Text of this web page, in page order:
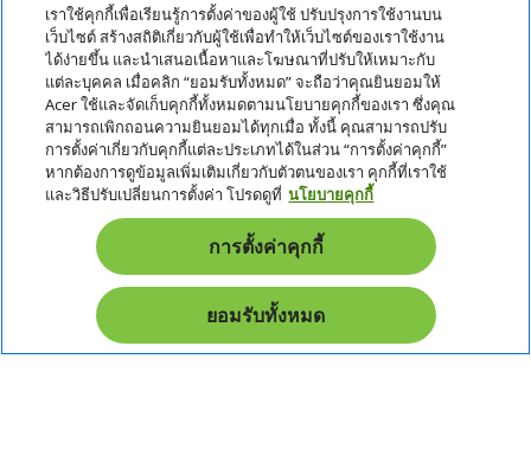
เกี่ยวกับ ACER h
i
d
d
e
n
บริการลูกค้าh
i
d
d
e
n
ข้อกำหนดh
i
d
d
e
บัญชี h
i
d
e
n
หนังสือรับรองh
d
d
n
News & Promotion
Promotion
เราใช้คุกกี้เพื่อเรียนรู้การตั้งค่าของผู้ใช้ ปรับปรุงการใช้งานบน
เว็บไซต์ สร้างสถิติเกี่ยวกับผู้ใช้เพื่อทำให้เว็บไซต์ของเราใช้งาน
ได้ง่ายขึ้น และนำเสนอเนื้อหาและโฆษณาที่ปรับให้เหมาะกับ
แต่ละบุคคล เมื่อคลิก “ยอมรับทั้งหมด” จะถือว่าคุณยินยอมให้
Acer ใช้และจัดเก็บคุกกี้ทั้งหมดตามนโยบายคุกกี้ของเรา ซึ่งคุณ
สามารถเพิกถอนความยินยอมได้ทุกเมื่อ ทั้งนี้ คุณสามารถปรับ
การตั้งค่าเกี่ยวกับคุกกี้แต่ละประเภทได้ในส่วน “การตั้งค่าคุกกี้”
หากต้องการดูข้อมูลเพิ่มเติมเกี่ยวกับตัวตนของเรา คุกกี้ที่เราใช้
และวิธีปรับเปลี่ยนการตั้งค่า โปรดดูที่ นโยบายคุกกี้
การตั้งค่าคุกกี้
ยอมรับทั้งหมด